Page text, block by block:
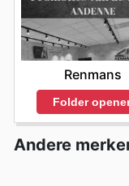
Renmans
Folder
Andere